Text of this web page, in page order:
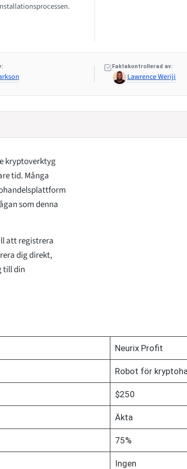
Faktakontrollerad av:
Lawrence Weriji
kryptoverktyg
tid. Många
som denna
att registrera
dig direkt,
till din
Neurix Profit
Robot för
$250
Äkta
75%
Ingen